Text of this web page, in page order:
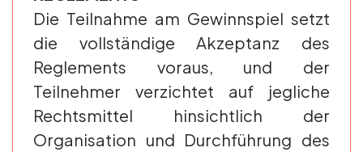
Die Teilnahme am Gewinnspiel setzt
die vollständige Akzeptanz des
Reglements voraus, und der
Teilnehmer verzichtet auf jegliche
Rechtsmittel hinsichtlich der
Organisation und Durchführung des